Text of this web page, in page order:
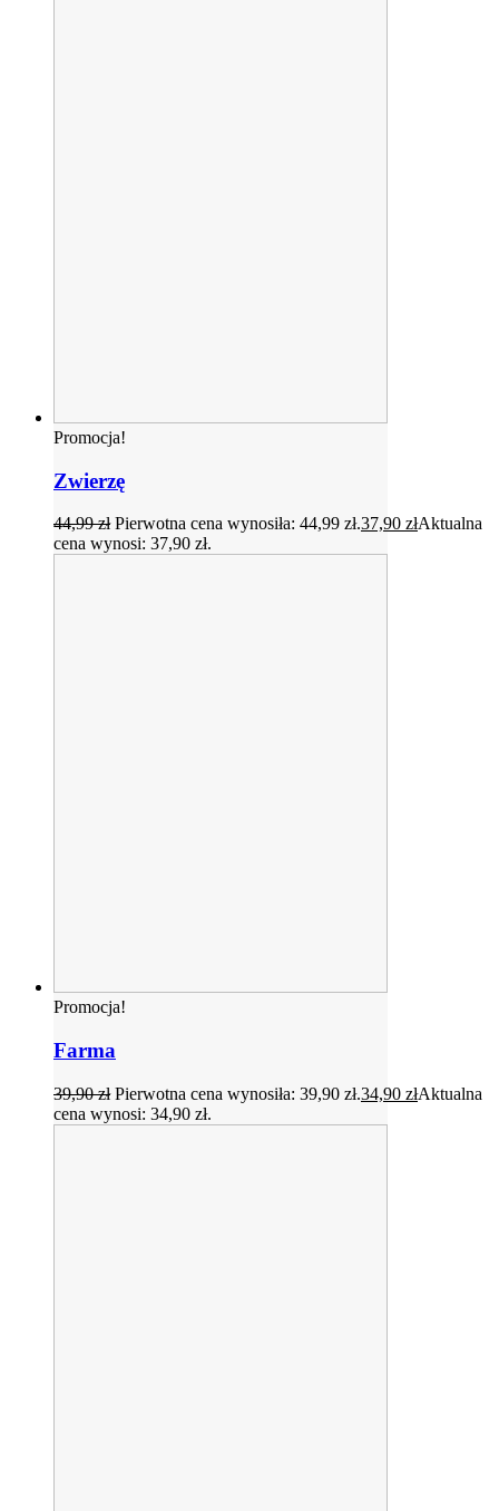
Promocja!
Zwierzę
44,99zł Pierwotna cena wynosiła: 44,99 zł.37,90 złAktualna
cena wynosi: 37,90 zł.
Promocja!
Farma
39,90zł Pierwotna cena wynosiła: 39,90 zł.34,90 złAktualna
cena wynosi: 34,90 zł.